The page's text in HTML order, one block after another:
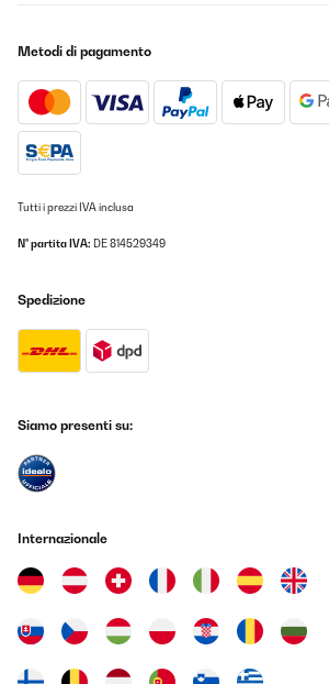
Metodi di pagamento
Tutti i prezzi IVA inclusa
N° partita IVA: DE 814529349
Spedizione
Siamo presenti su:
Internazionale